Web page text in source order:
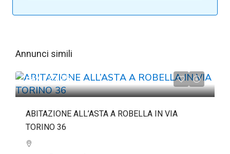
Annunci simili
da€72.225
ABITAZIONE ALL’ASTA A ROBELLA IN VIA
TORINO 36